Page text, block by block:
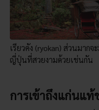
เรียวคัง (ryokan) ส่วนมา
ญี่ปุ่นที่สวยงามด้วยเช่นกัน
การเข้าถึงแก่นแ